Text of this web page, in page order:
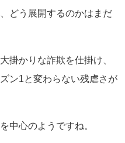
どう展開するのかはまだ
掛かりな詐欺を仕掛け、
ン1と変わらない残虐さが
中心のようですね。